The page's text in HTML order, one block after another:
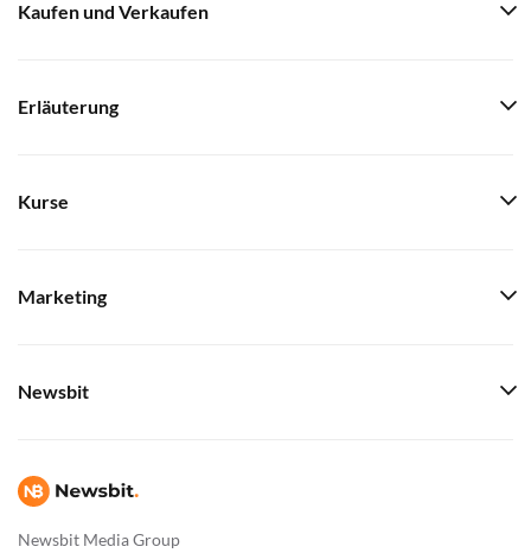
Newsbit Media Group
Kaufen und Verkaufen
Erläuterung
Kurse
Marketing
Newsbit